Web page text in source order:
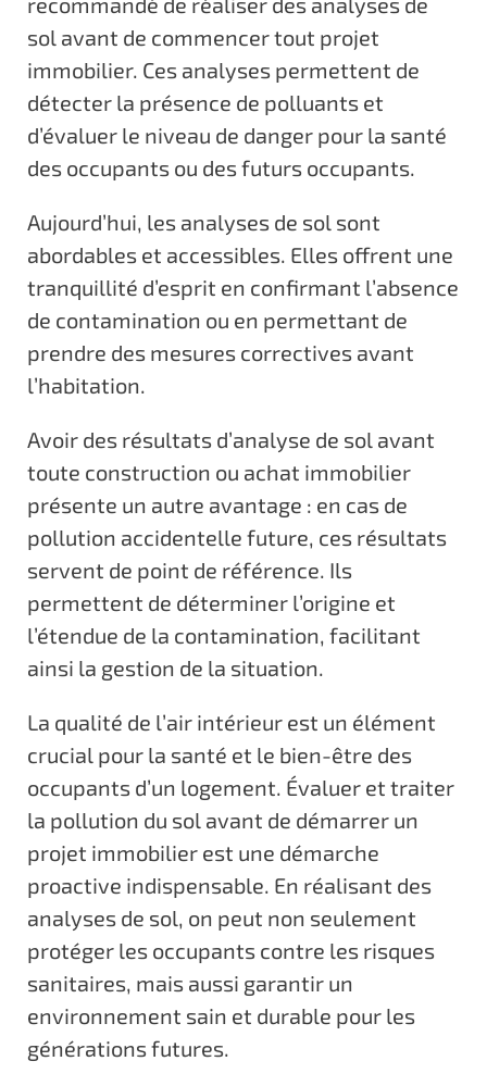
sol avant de commencer tout projet
immobilier. Ces analyses permettent de
détecter la présence de polluants et
d’évaluer le niveau de danger pour la santé
des occupants ou des futurs occupants.
Aujourd’hui, les analyses de sol sont
abordables et accessibles. Elles offrent une
tranquillité d’esprit en confirmant l’absence
de contamination ou en permettant de
prendre des mesures correctives avant
l’habitation.
Avoir des résultats d’analyse de sol avant
toute construction ou achat immobilier
présente un autre avantage : en cas de
pollution accidentelle future, ces résultats
servent de point de référence. Ils
permettent de déterminer l’origine et
l’étendue de la contamination, facilitant
ainsi la gestion de la situation.
La qualité de l’air intérieur est un élément
crucial pour la santé et le bien-être des
occupants d’un logement. Évaluer et traiter
la pollution du sol avant de démarrer un
projet immobilier est une démarche
proactive indispensable. En réalisant des
analyses de sol, on peut non seulement
protéger les occupants contre les risques
sanitaires, mais aussi garantir un
environnement sain et durable pour les
générations futures.